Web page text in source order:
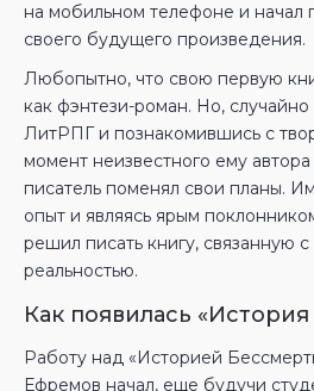
на мобильном телефоне и начал
своего будущего произведения.
Любопытно, что свою первую
как фэнтези-роман. Но,
ЛитРПГ и познакомившись с
момент неизвестного ему
писатель поменял свои планы.
опыт и являясь ярым
решил писать книгу, связанную с
реальностью.
Как появилась
Работу над «Историей
Ефремов начал, еще будучи